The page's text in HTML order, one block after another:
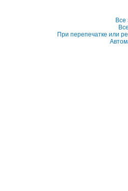
При перепечатке или